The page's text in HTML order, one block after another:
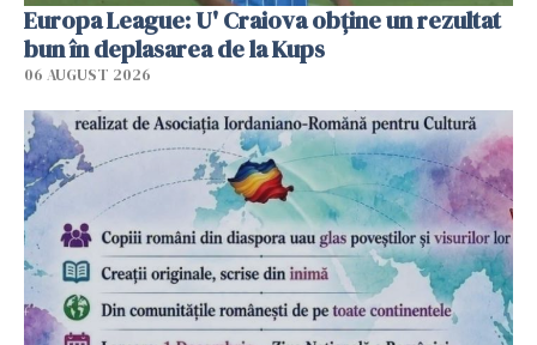
Europa League: U' Craiova obține un rezultat
bun în deplasarea de la Kups
06 AUGUST 2026